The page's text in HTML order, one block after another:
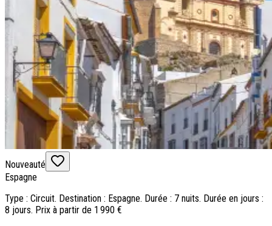
Nouveauté
Espagne
Type : Circuit. Destination : Espagne. Durée : 7 nuits. Durée en jours :
8 jours. Prix à partir de 1 990 €